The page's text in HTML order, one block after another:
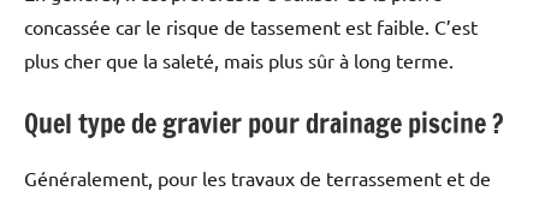
concassée car le risque de tassement est faible. C’est
plus cher que la saleté, mais plus sûr à long terme.
Quel type de gravier pour drainage piscine ?
Généralement, pour les travaux de terrassement et de